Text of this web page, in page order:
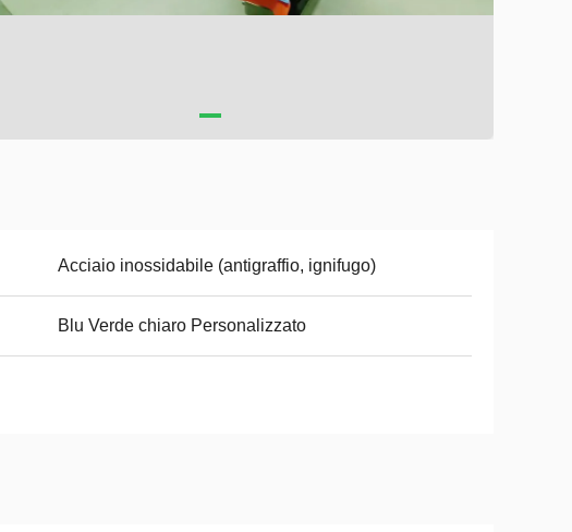
Acciaio inossidabile (antigraffio, ignifugo)
Blu Verde chiaro Personalizzato